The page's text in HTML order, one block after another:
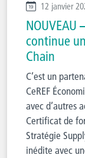
12 janvier
continue
Chain
C’est un
CeREF
avec d’autres
Certificat de
Stratégie
inédite avec